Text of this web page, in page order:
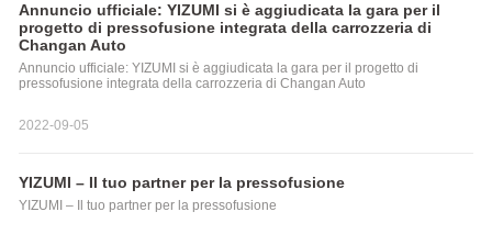
Soluzioni Di Fabbricazione Intelligente
Annuncio ufficiale: YIZUMI si è aggiudicata la gara per il
progetto di pressofusione integrata della carrozzeria di
Changan Auto
Annuncio ufficiale: YIZUMI si è aggiudicata la gara per il progetto di
pressofusione integrata della carrozzeria di Changan Auto
2022-09-05
YIZUMI – Il tuo partner per la pressofusione
YIZUMI – Il tuo partner per la pressofusione